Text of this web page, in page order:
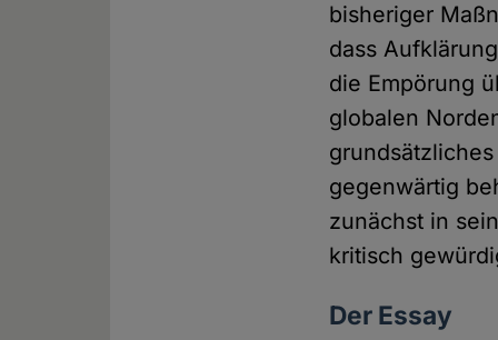
bisheriger
dass
die Empörung
globalen
gegenwärtig
zunächst in
kritisch
Der Essay